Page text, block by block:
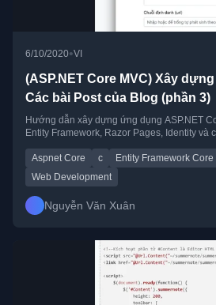
6/10/2020•VI
(ASP.NET Core MVC) Xây
Các bài Post của Blog (phần 3)
Hướng dẫn xây dựng ứng dụng ASP.NET
Entity Framework, Razor Pages, Identity và
Aspnet Core c Entity Framework Core
Web Development
Nguyễn Văn Xuân